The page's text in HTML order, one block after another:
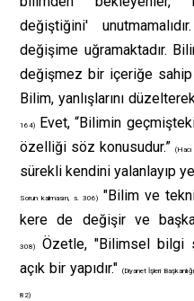
değiştiğini'
değişime uğramaktadır.
değişmez bir içeriğe
Bilim, yanlışlarını
164)
Evet, “Bilimin
özelliği söz konusudur.”
sürekli kendini yalanlayıp
Sorun kalmasın, s. 306)
"Bilim ve
kere de değişir ve
308)
Özetle, "Bilimsel bilgi
açık bir yapıdır." (Diyanet İşleri
82)